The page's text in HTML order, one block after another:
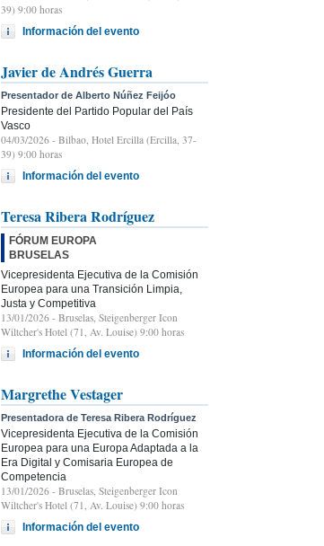
39) 9:00 horas
Información del evento
Javier de Andrés Guerra
Presentador de Alberto Núñez Feijóo
Presidente del Partido Popular del País
Vasco
04/03/2026 - Bilbao, Hotel Ercilla (Ercilla, 37-
39) 9:00 horas
Información del evento
Teresa Ribera Rodríguez
FÓRUM EUROPA
BRUSELAS
Vicepresidenta Ejecutiva de la Comisión
Europea para una Transición Limpia,
Justa y Competitiva
13/01/2026 - Bruselas, Steigenberger Icon
Wiltcher's Hotel (71, Av. Louise) 9:00 horas
Información del evento
Margrethe Vestager
Presentadora de Teresa Ribera Rodríguez
Vicepresidenta Ejecutiva de la Comisión
Europea para una Europa Adaptada a la
Era Digital y Comisaria Europea de
Competencia
13/01/2026 - Bruselas, Steigenberger Icon
Wiltcher's Hotel (71, Av. Louise) 9:00 horas
Información del evento